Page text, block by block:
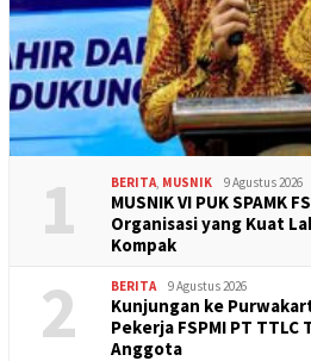
1 BERITA MUSNIK 9 Agustus 2026
MUSNIK VI PUK SPAMK
Organisasi yang Kuat
Kompak
2 BERITA 9 Agustus 2026
Kunjungan ke
Pekerja FSPMI PT TTLC
Anggota